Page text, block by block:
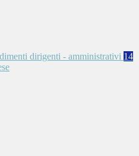
dirigenti - amministrativi 14